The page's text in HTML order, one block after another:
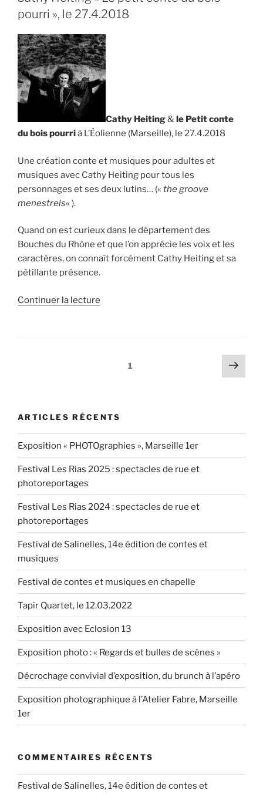
1.8.2018 »
pourri », le 27.4.2018
Cathy Heiting&le Petit conte
du bois pourrià L’Éolienne (Marseille), le 27.4.2018
Une création conte et musiques pour adultes et
musiques avec Cathy Heiting pour tous les
personnages et ses deux lutins… (« the groove
menestrels« ).
Quand on est curieux dans le département des
Bouches du Rhône et que l’on apprécie les voix et les
caractères, on connaît forcément Cathy Heiting et sa
pétillante présence.
Continuer la lecture
pourri »,
27.4.2018 »
Page1
Page
ARTICLES RÉCENTS
Exposition « PHOTOgraphies », Marseille 1er
Festival Les Rias 2025 : spectacles de rue et
photoreportages
Festival Les Rias 2024 : spectacles de rue et
photoreportages
Festival de Salinelles, 14e édition de contes et
musiques
Festival de contes et musiques en chapelle
Tapir Quartet, le 12.03.2022
Exposition avec Eclosion 13
Exposition photo : « Regards et bulles de scènes »
Décrochage convivial d’exposition, du brunch à l’apéro
Exposition photographique à l’Atelier Fabre, Marseille
1er
COMMENTAIRES RÉCENTS
Festival de Salinelles, 14e édition de contes et